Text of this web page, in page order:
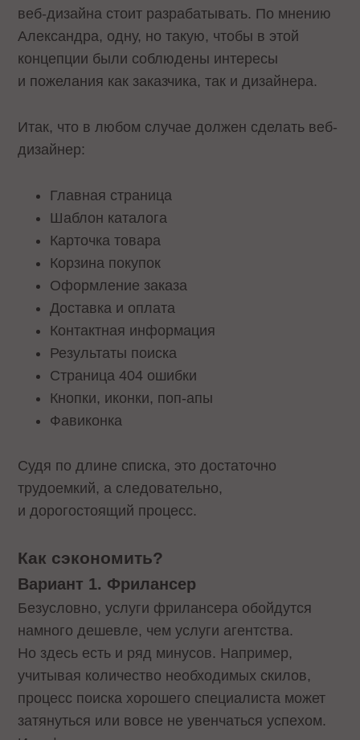
веб-дизайна стоит разрабатывать. По мнению
Александра, одну, но такую, чтобы в этой
концепции были соблюдены интересы
и пожелания как заказчика, так и дизайнера.
Итак, что в любом случае должен сделать веб-
дизайнер:
Главная страница
Шаблон каталога
Карточка товара
Корзина покупок
Оформление заказа
Доставка и оплата
Контактная информация
Результаты поиска
Страница 404 ошибки
Кнопки, иконки, поп-апы
Фавиконка
Судя по длине списка, это достаточно
трудоемкий, а следовательно,
и дорогостоящий процесс.
Как сэкономить?
Вариант 1. Фрилансер
Безусловно, услуги фрилансера обойдутся
намного дешевле, чем услуги агентства.
Но здесь есть и ряд минусов. Например,
учитывая количество необходимых скилов,
процесс поиска хорошего специалиста может
затянуться или вовсе не увенчаться успехом.